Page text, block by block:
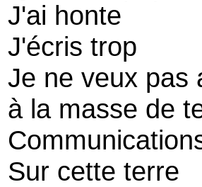
J'ai honte
J'écris trop
Je ne veux pas
à la masse de
Sur cette terre